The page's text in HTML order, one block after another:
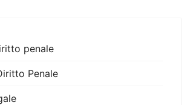
penale
Penale